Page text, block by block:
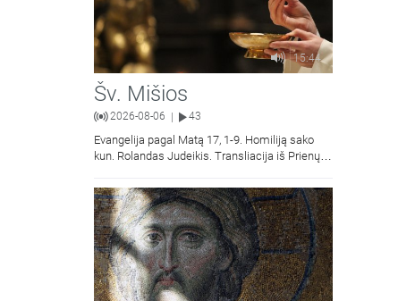
15:44
Šv. Mišios
2026-08-06 43
Evangelija pagal Matą 17, 1-9. Homiliją sako
kun. Rolandas Judeikis. Transliacija iš Prienų